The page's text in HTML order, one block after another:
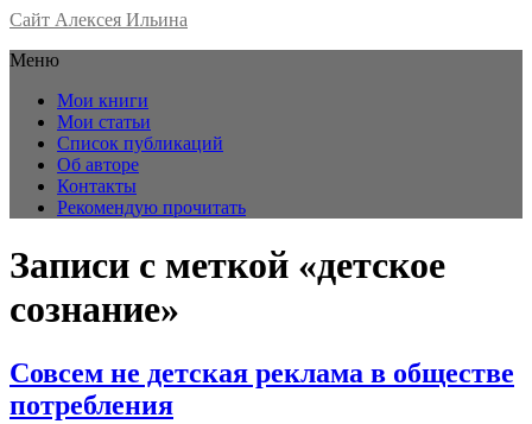
Сайт Алексея Ильина
Меню
Мои книги
Мои статьи
Список публикаций
Об авторе
Контакты
Рекомендую прочитать
Записи с меткой «детское
сознание»
Совсем не детская реклама в обществе
потребления